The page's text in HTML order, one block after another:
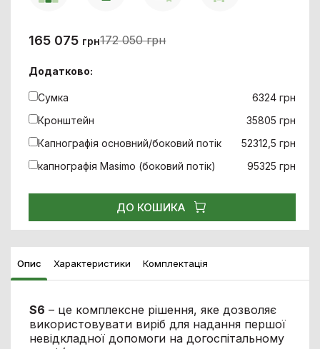
165 075 грн172 050 грн
Додатково:
Сумка
6324 грн
Кронштейн
35805 грн
Капнографія основний/боковий потік
52312,5 грн
капнографія Masimo (боковий потік)
95325 грн
ДО КОШИКА
Опис Характеристики Комплектація
S6 – це комплексне рішення, яке дозволяє
використовувати виріб для надання першої
невідкладної допомоги на догоспітальному